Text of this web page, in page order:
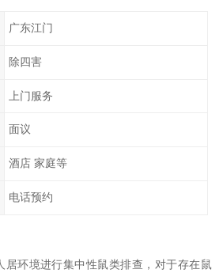
广东江门
除四害
上门服务
面议
酒店 家庭等
电话预约
居环境进行集中性鼠类排查，对于存在鼠